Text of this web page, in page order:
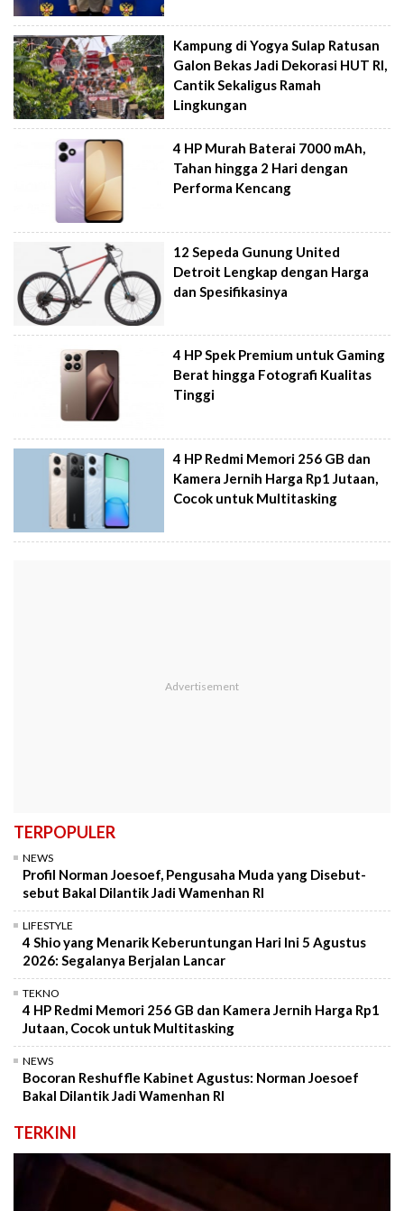
Kampung di Yogya Sulap Ratusan
Galon Bekas Jadi Dekorasi HUT RI,
Cantik Sekaligus Ramah
Lingkungan
4 HP Murah Baterai 7000 mAh,
Tahan hingga 2 Hari dengan
Performa Kencang
12 Sepeda Gunung United
Detroit Lengkap dengan Harga
dan Spesifikasinya
4 HP Spek Premium untuk Gaming
Berat hingga Fotografi Kualitas
Tinggi
4 HP Redmi Memori 256 GB dan
Kamera Jernih Harga Rp1 Jutaan,
Cocok untuk Multitasking
TERPOPULER
NEWS
Profil Norman Joesoef, Pengusaha Muda yang Disebut-
sebut Bakal Dilantik Jadi Wamenhan RI
LIFESTYLE
4 Shio yang Menarik Keberuntungan Hari Ini 5 Agustus
2026: Segalanya Berjalan Lancar
TEKNO
4 HP Redmi Memori 256 GB dan Kamera Jernih Harga Rp1
Jutaan, Cocok untuk Multitasking
NEWS
Bocoran Reshuffle Kabinet Agustus: Norman Joesoef
Bakal Dilantik Jadi Wamenhan RI
TERKINI